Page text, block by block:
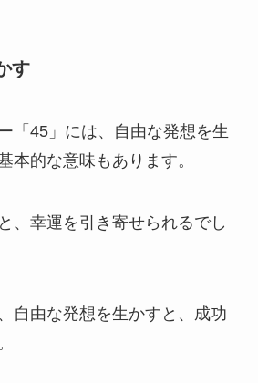
す
「45」には、自由な発想を生
本的な意味もあります。
、幸運を引き寄せられるでし
自由な発想を生かすと、成功